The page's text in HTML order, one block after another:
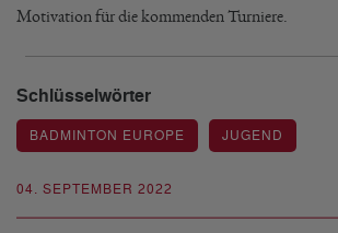
04. SEPTEMBER 2022
Motivation für die kommenden Turniere.
Schlüsselwörter
BADMINTON EUROPE JUGEND